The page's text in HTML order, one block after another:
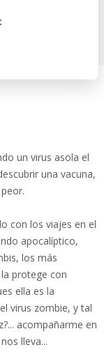
un virus asola el
una vacuna,
con los viajes en el
apocalíptico,
los más
protege con
ella es la
virus zombie, y tal
acompañarme en
lleva...